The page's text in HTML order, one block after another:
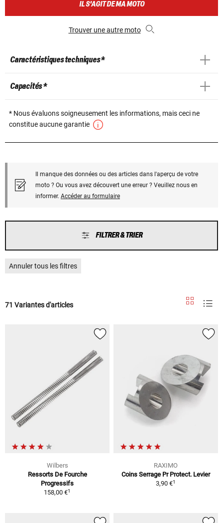
IL S'AGIT DE MA MOTO
Trouver une autre moto
Caractéristiques techniques *
Capacités *
* Nous évaluons soigneusement les informations, mais ceci ne
constitue aucune garantie
Il manque des données ou des articles dans l'aperçu de votre
moto ? Ou vous avez découvert une erreur ? Veuillez nous en
informer. Accéder au formulaire
FILTRER & TRIER
Annuler tous les filtres
71 Variantes d'articles
Wilbers
Ressorts De Fourche
Progressifs
158,00 €1
RAXIMO
Coins Serrage Pr Protect. Levier
3,90 €1